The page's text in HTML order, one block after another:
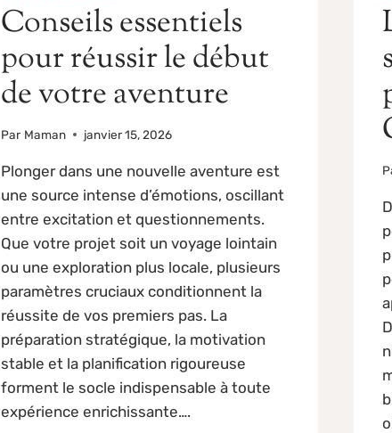
Conseils essentiels
pour réussir le début
de votre aventure
Par Maman janvier 15, 2026
Plonger dans une nouvelle aventure est
une source intense d’émotions, oscillant
entre excitation et questionnements.
Que votre projet soit un voyage lointain
ou une exploration plus locale, plusieurs
paramètres cruciaux conditionnent la
réussite de vos premiers pas. La
préparation stratégique, la motivation
stable et la planification rigoureuse
forment le socle indispensable à toute
expérience enrichissante….